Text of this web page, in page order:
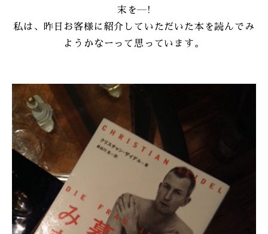
末を―!
私は、昨日お客様に紹介していただいた本を読んでみ
ようかなーって思っています。